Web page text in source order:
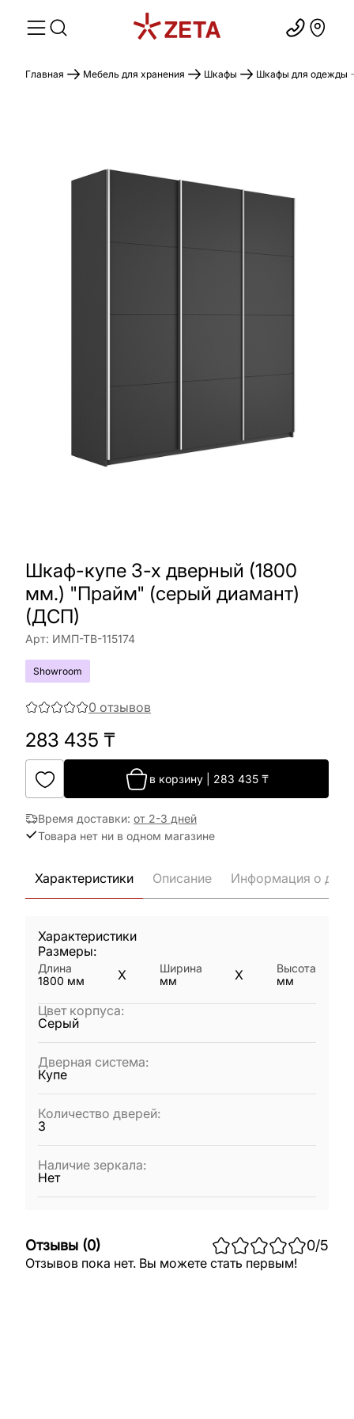
Главная Мебель для хранения Шкафы Шкафы для одежды
Шкаф-купе 3-х дверный (1800
мм.) "Прайм" (серый диамант)
(ДСП)
Арт: ИМП-ТВ-115174
Showroom
0 отзывов
283 435 ₸
в корзину 283 435 ₸
Время доставки: от 2-3 дней
Товара нет ни в одном магазине
Характеристики Описание Информация о
Характеристики
Размеры:
Длина
1800 мм X
Ширина
мм
X
Высота
мм
Цвет корпуса:
Серый
Дверная система:
Купе
Количество дверей:
3
Наличие зеркала:
Нет
Отзывы (0) 0/5
Отзывов пока нет. Вы можете стать первым!